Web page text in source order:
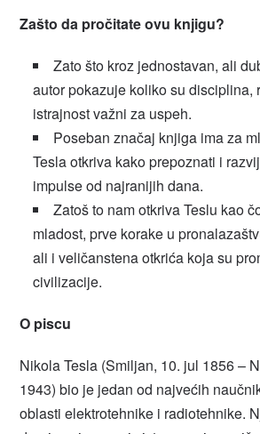
Zašto da pročitate ovu knjigu?
Zato što kroz jednostavan, ali
autor pokazuje koliko su disciplina,
istrajnost važni za uspeh.
Poseban značaj knjiga ima za
Tesla otkriva kako prepoznati i
impulse od najranijih dana.
Zatoš to nam otkriva Teslu kao
mladost, prve korake u
ali i veličanstena otkrića koja su
civilizacije.
O piscu
Nikola Tesla (Smiljan, 10. jul 1856 –
1943) bio je jedan od najvećih
oblasti elektrotehnike i radiotehnike.